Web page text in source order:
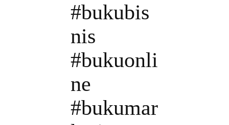
#bukubis
nis
#bukuonli
ne
#bukumar